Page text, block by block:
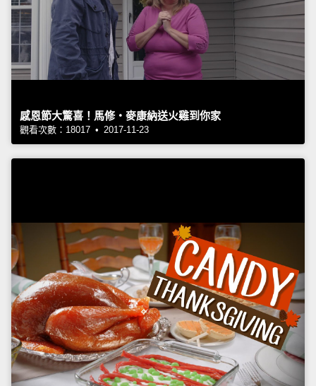
感恩節大驚喜！馬修‧麥康納送火雞到你家
觀看次數：18017 • 2017-11-23